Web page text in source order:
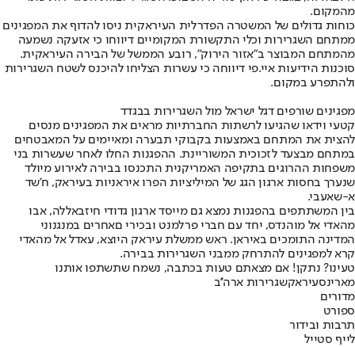
מהמקום.
כוחות גדולים של המשטרה הפדרלית העיראקית ניסו להדוף את המפגינים
ממתחם השגרירות וכלי התקשורת המקומיים דיווחו כי אזעקה נשמעה
מהמתחם המבוצר ב"אזור הירוק", רובע הממשל של הבירה העיראקית.
סוכנות הידיעות איי.פי דיווחה כי עשרות הצליחו להיכנס לשטח השגרירות
ולהתפרע במקום.
מפגינים שורפים דגל ישראל מול השגרירות בבגדד
קטעי וידאו שהגיעו לרשתות החברתיות מראים את המפגינים מנסים
להצית את המתחם באמצעות בקבוקי תבערה ומאיימים על המאבטחים
במתחם מבצעד לזכוכית המשוריינת. ההפגנות החלו לאחר שעשרות בני
משפחות ההרוגים בתקיפה האמריקנית התכנסו בבירה לאירוע מיולד
שנערך בחסות ארגון הגג של המיליציות הפרו איראניות בעיראק, ח'שד
א-שאעבי.
בין המשתתפים בהפגנות נמצא גם מייסד ארגון גדודי חיזבאללה, אבו
מהאדי אל מוהנדס, יחד עם חברי פרלמנט ובכירי םאחרים במנגנוני
המדינה התומכים באיראן. ראש ממשלת עיראק היוצא, עאדל אל מהאדי
קרא למפגינים להתרחק ממבני השגרירות בבירה.
טעינו? נתקן! אם מצאתם טעות בכתבה, נשמח שתשתפו אותנו
מארינסעיראקשגרירות ארה''ב
מדורים
ספורט
תרבות ובידור
לייף סטייל